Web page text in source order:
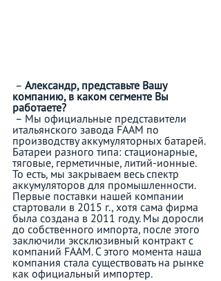
– Александр, представьте Вашу
компанию, в каком сегменте Вы
работаете?
– Мы официальные представители
итальянского завода FAAM по
производству аккумуляторных батарей.
Батареи разного типа: стационарные,
тяговые, герметичные, литий-ионные.
То есть, мы закрываем весь спектр
аккумуляторов для промышленности.
Первые поставки нашей компании
стартовали в 2015 г., хотя сама фирма
была создана в 2011 году. Мы доросли
до собственного импорта, после этого
заключили эксклюзивный контракт с
компаний FAAM. С этого момента наша
компания стала существовать на рынке
как официальный импортер.